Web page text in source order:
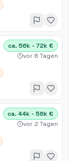
ca. 56k - 72k €
vor 6 Tagen
ca. 44k - 56k €
vor 2 Tagen